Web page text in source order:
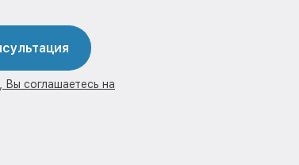
Вы соглашаетесь на